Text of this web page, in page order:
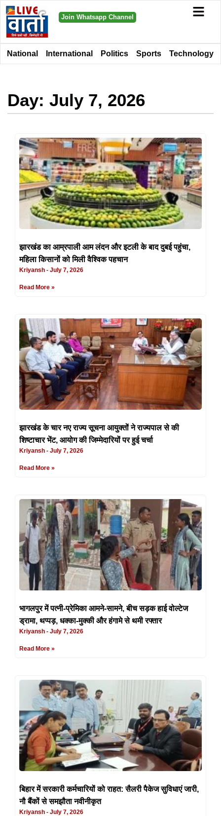
Join Whatsapp Channel
National International Politics Sports Technology
Day: July 7, 2026
झारखंड का आम्रपाली आम लंदन और इटली के बाद दुबई पहुंचा,
महिला किसानों को मिली वैश्विक पहचान
Kriyansh July 7, 2026
Read More »
झारखंड के चार नए राज्य सूचना आयुक्तों ने राज्यपाल से की
शिष्टाचार भेंट, आयोग की जिम्मेदारियों पर हुई चर्चा
Kriyansh July 7, 2026
Read More »
भागलपुर में पत्नी-प्रेमिका आमने-सामने, बीच सड़क हाई वोल्टेज
ड्रामा, थप्पड़, धक्का-मुक्की और हंगामे से थमी रफ्तार
Kriyansh July 7, 2026
Read More »
बिहार में सरकारी कर्मचारियों को राहत: सैलरी पैकेज सुविधाएं जारी,
नौ बैंकों से समझौता नवीनीकृत
Kriyansh July 7, 2026